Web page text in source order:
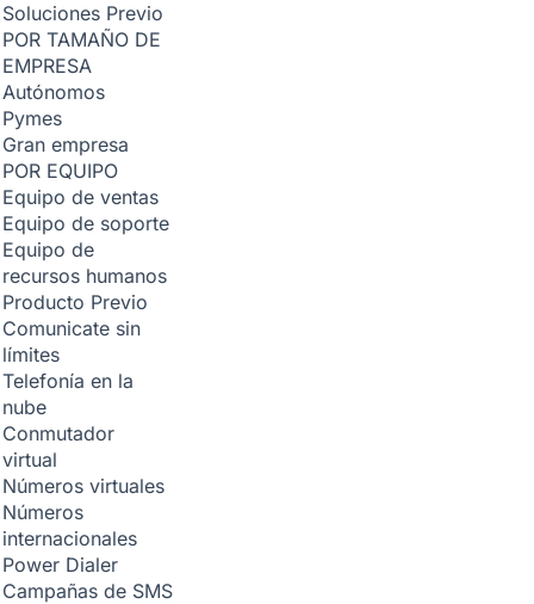
Soluciones Previo
POR TAMAÑO DE
EMPRESA
Autónomos
Pymes
Gran empresa
POR EQUIPO
Equipo de ventas
Equipo de soporte
Equipo de
recursos humanos
Producto Previo
Comunicate sin
límites
Telefonía en la
nube
Conmutador
virtual
Números virtuales
Números
internacionales
Power Dialer
Campañas de SMS